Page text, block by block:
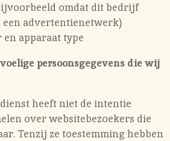
omdat dit bedrijf
een advertentienetwerk)
apparaat type
persoonsgegevens die wij
heeft niet de intentie
over websitebezoekers die
Tenzij ze toestemming hebben